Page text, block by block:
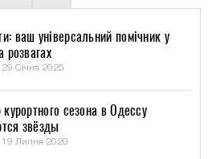
ваш універсальний помічник у
розвагах
Січня 2025
курортного сезона в Одессу
звёзды
19 Липня 2020